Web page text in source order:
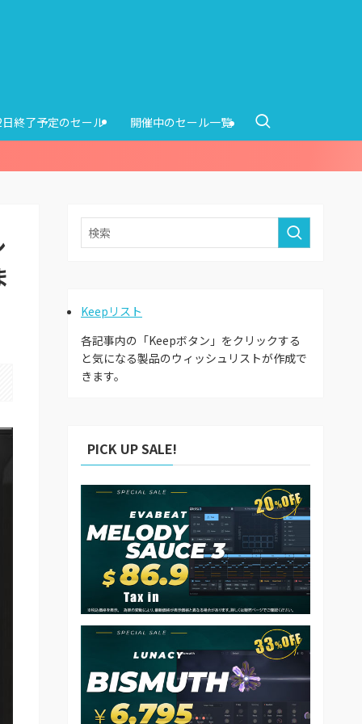
終了予定のセール 開催中のセール一覧
Keepリスト
各記事内の「Keepボタン」をクリックする
と気になる製品のウィッシュリストが作成で
きます。
PICK UP SALE!